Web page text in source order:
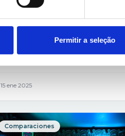
Permitir a seleção
Mejor Opción para Gamers
Descubre por qué Wonder supera a
15 ene 2025
Comparaciones